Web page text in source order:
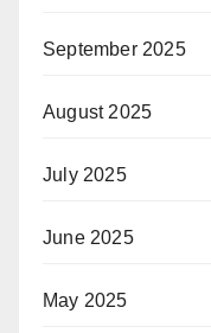
September 2025
August 2025
July 2025
June 2025
May 2025